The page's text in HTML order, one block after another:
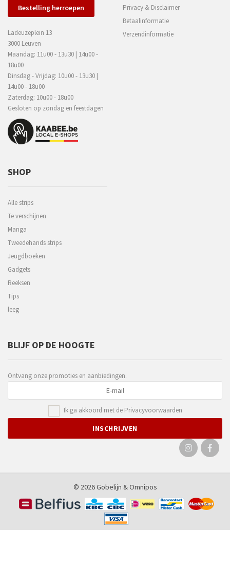
Bestelling herroepen
Ladeuzeplein 13
3000 Leuven
Maandag: 11u00 - 13u30 | 14u00 -
18u00
Dinsdag - Vrijdag: 10u00 - 13u30 |
14u00 - 18u00
Zaterdag: 10u00 - 18u00
Gesloten op zondag en feestdagen
Privacy & Disclaimer
Betaalinformatie
Verzendinformatie
SHOP
Alle strips
Te verschijnen
Manga
Tweedehands strips
Jeugdboeken
Gadgets
Reeksen
Tips
leeg
BLIJF OP DE HOOGTE
Ontvang onze promoties en aanbiedingen.
Ik ga akkoord met de Privacyvoorwaarden
© 2026 Gobelijn &Omnipos